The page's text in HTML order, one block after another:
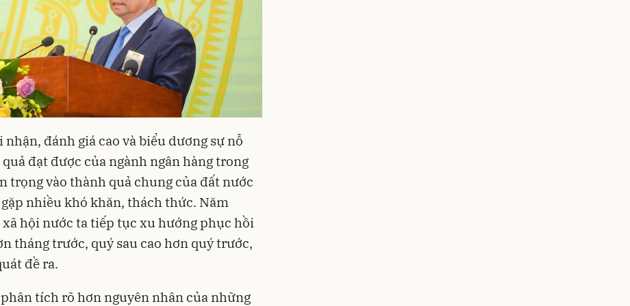
đánh giá cao và biểu dương sự nỗ
đạt được của ngành ngân hàng trong
trọng vào thành quả chung của đất nước
nhiều khó khăn, thách thức. Năm
hội nước ta tiếp tục xu hướng phục hồi
tháng trước, quý sau cao hơn quý trước,
đề ra.
tích rõ hơn nguyên nhân của những